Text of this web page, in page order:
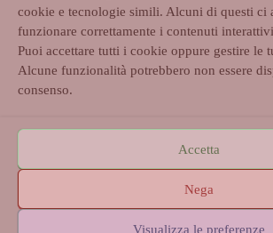
cookie e tecnologie simili. Alcuni di questi ci
funzionare correttamente i contenuti
Puoi accettare tutti i cookie oppure gestire le
Alcune funzionalità potrebbero non essere
consenso.
Accetta
Nega
Visualizza le preferenze
Accedi
TERMINI, PRIVACY & SPAM